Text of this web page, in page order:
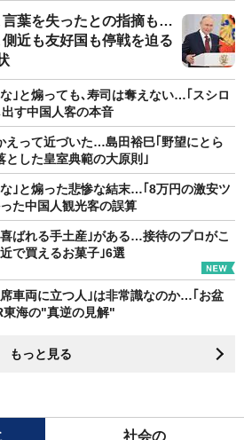
言葉を失ったとの指摘も…
近も友好国も停戦を迫る
｣と煽っても､寿司は奪えない…｢スシロ
す中国人客の本音
えって近づいた…島田裕巳｢野望にとら
とした皇室典範の大原則｣
｣と煽った悲惨な結末…｢8万円の激安ツ
た中国人観光客の誤算
ばれる手土産｣がある…接待のプロがこ
で買えるお菓子｣6選
車両に立つ人｣は非常識なのか…｢お盆
東海の"真逆の見解"
もっと見る
社会の